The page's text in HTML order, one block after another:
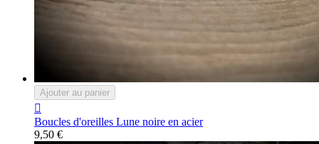
Ajouter au panier

Boucles d'oreilles Lune noire en acier
9,50 €